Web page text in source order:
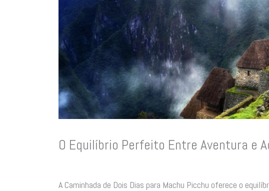
O Equilíbrio Perfeito Entre Aventura e
A Caminhada de Dois Dias para Machu Picchu oferece o